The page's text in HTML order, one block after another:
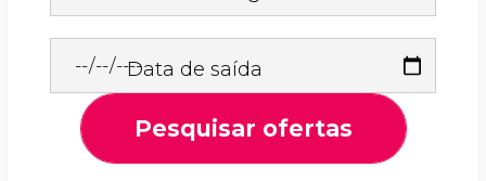
Data de saída
Pesquisar ofertas